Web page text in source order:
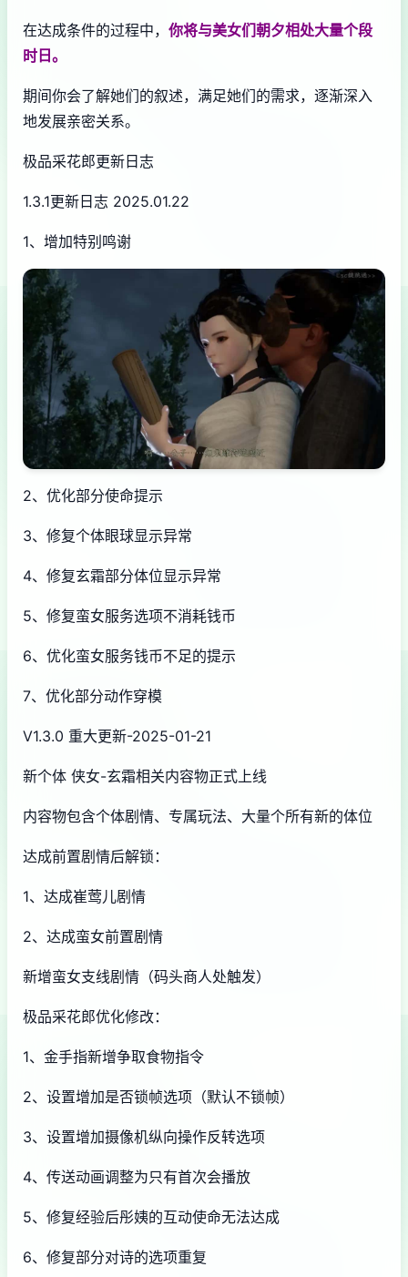
在达成条件的过程中， 你将与美女们朝夕相处大量个段
时日。
期间你会了解她们的叙述，满足她们的需求，逐渐深入
地发展亲密关系。
极品采花郎更新日志
1.3.1更新日志 2025.01.22
1、增加特别鸣谢
2、优化部分使命提示
3、修复个体眼球显示异常
4、修复玄霜部分体位显示异常
5、修复蛮女服务选项不消耗钱币
6、优化蛮女服务钱币不足的提示
7、优化部分动作穿模
V1.3.0 重大更新-2025-01-21
新个体 侠女-玄霜相关内容物正式上线
内容物包含个体剧情、专属玩法、大量个所有新的体位
达成前置剧情后解锁：
1、达成崔莺儿剧情
2、达成蛮女前置剧情
新增蛮女支线剧情（码头商人处触发）
极品采花郎优化修改：
1、金手指新增争取食物指令
2、设置增加是否锁帧选项（默认不锁帧）
3、设置增加摄像机纵向操作反转选项
4、传送动画调整为只有首次会播放
5、修复经验后彤姨的互动使命无法达成
6、修复部分对诗的选项重复